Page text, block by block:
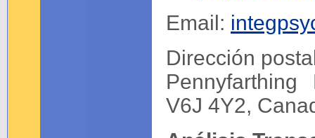
Email:
Dirección
V6J 4Y2,